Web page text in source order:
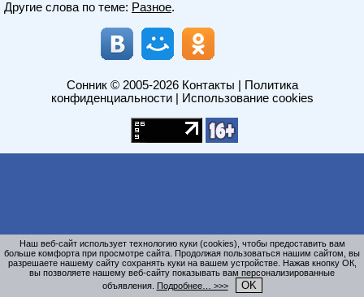
Другие слова по теме: Разное.
Сонник© 2005-2026 Контакты
Политика
конфиденциальности| Использование cookies
Наш веб-сайт использует технологию куки (cookies), чтобы предоставить вам
больше комфорта при просмотре сайта. Продолжая пользоваться нашим сайтом, вы
разрешаете нашему сайту сохранять куки на вашем устройстве. Нажав кнопку ОК,
вы позволяете нашему веб-сайту показывать вам персонализированные
объявления. Подробнее… >>> OK